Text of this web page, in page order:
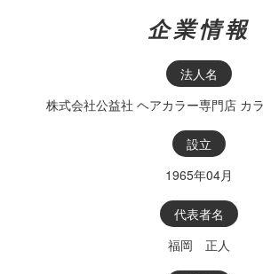
企業情報
法人名
株式会社公益社 ヘアカラー専門店 カ
設立
1965年04月
代表者名
福岡 正人